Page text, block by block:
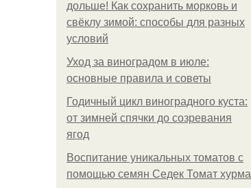
дольше! Как сохранить морковь и
свёклу зимой: способы для разных
условий
Уход за виноградом в июле:
основные правила и советы
Годичный цикл виноградного куста:
от зимней спячки до созревания
ягод
Воспитание уникальных томатов с
помощью семян Седек Томат хурма